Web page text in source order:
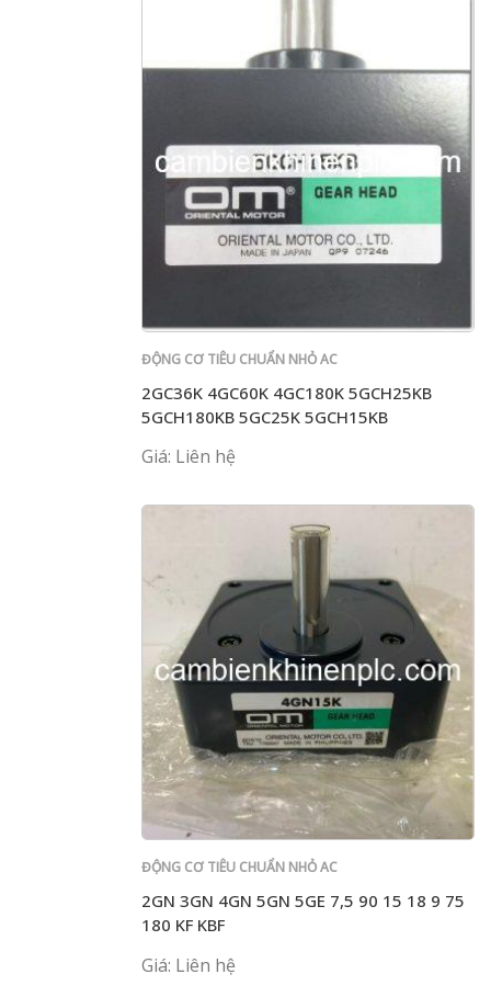
ĐỘNG CƠ TIÊU CHUẨN NHỎ AC
2GC36K 4GC60K 4GC180K 5GCH25KB
5GCH180KB 5GC25K 5GCH15KB
Giá: Liên hệ
ĐỘNG CƠ TIÊU CHUẨN NHỎ AC
2GN 3GN 4GN 5GN 5GE 7,5 90 15 18 9 75
180 KF KBF
Giá: Liên hệ